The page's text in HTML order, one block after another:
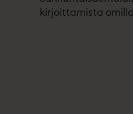
kirjoittamista